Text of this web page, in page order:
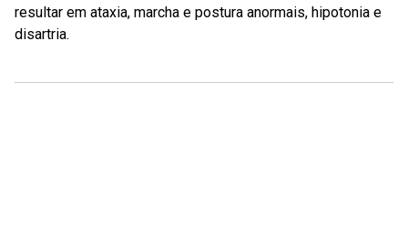
resultar em ataxia, marcha e postura anormais, hipotonia e
disartria.